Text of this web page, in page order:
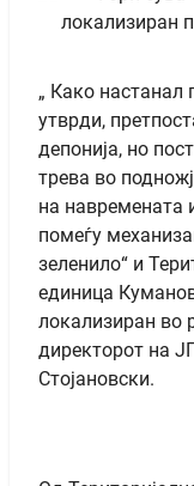
„ Како настанал
утврди,
депонија, но
трева во
на навремената
помеѓу
зеленило“ и
единица
локализиран во
директорот на
Стојановски.